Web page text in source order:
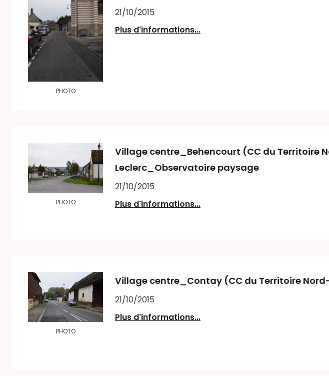
PHOTO
21/10/2015
Plus d'informations...
PHOTO
Village centre_Behencourt (CC du Territoire
Leclerc_Observatoire paysage
21/10/2015
Plus d'informations...
PHOTO
Village centre_Contay (CC du Territoire
21/10/2015
Plus d'informations...